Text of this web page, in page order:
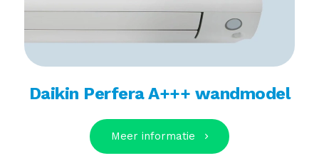
Daikin Perfera A+++ wandmodel
Meer informatie